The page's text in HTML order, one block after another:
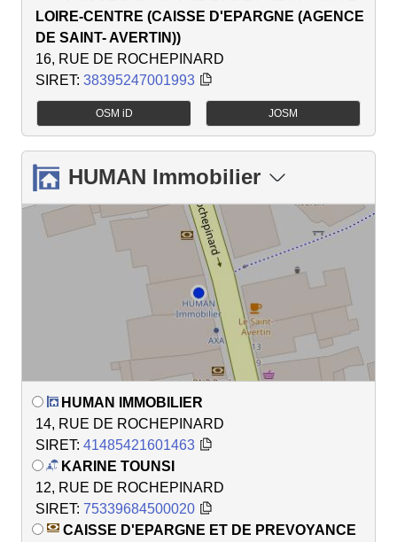
LOIRE-CENTRE (CAISSE D'EPARGNE (AGENCE
DE SAINT- AVERTIN))
16, RUE DE ROCHEPINARD
SIRET: 38395247001993
OSM iD JOSM
HUMAN Immobilier
HUMAN IMMOBILIER
14, RUE DE ROCHEPINARD
SIRET: 41485421601463
KARINE TOUNSI
12, RUE DE ROCHEPINARD
SIRET: 75339684500020
CAISSE D'EPARGNE ET DE PREVOYANCE